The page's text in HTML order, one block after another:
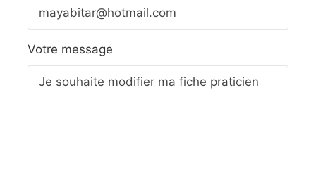
Votre message